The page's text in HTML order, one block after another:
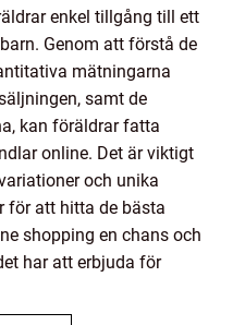
enkel tillgång till ett
Genom att förstå de
mätningarna
samt de
kan föräldrar fatta
online. Det är viktigt
och unika
för att hitta de bästa
shopping en chans och
har att erbjuda för